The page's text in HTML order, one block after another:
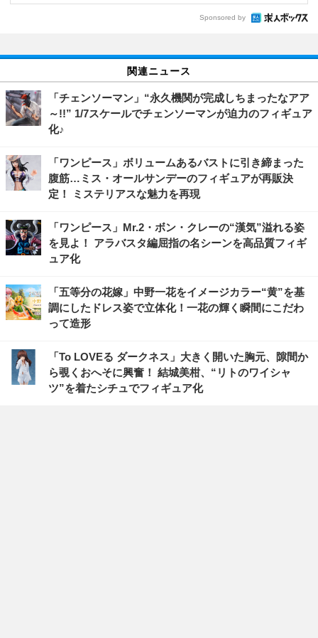
Sponsored by
関連ニュース
「チェンソーマン」“永久機関が完成しちまったなアア
～!!” 1/7スケールでチェンソーマンが迫力のフィギュア
化♪
「ワンピース」ボリュームあるバストに引き締まった
腹筋…ミス・オールサンデーのフィギュアが再販決
定！ ミステリアスな魅力を再現
「ワンピース」Mr.2・ボン・クレーの“漢気”溢れる姿
を見よ！ アラバスタ編屈指の名シーンを高品質フィギ
ュア化
「五等分の花嫁」中野一花をイメージカラー“黄”を基
調にしたドレス姿で立体化！一花の輝く瞬間にこだわ
って造形
「To LOVEる ダークネス」大きく開いた胸元、隙間か
ら覗くおへそに興奮！ 結城美柑、“リトのワイシャ
ツ”を着たシチュでフィギュア化